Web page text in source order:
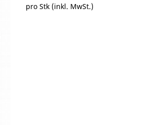
pro Stk (inkl. MwSt.)